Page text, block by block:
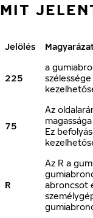
MIT
Jelölés
225
a
75
Az
Ez
R
Az R a
abroncsot